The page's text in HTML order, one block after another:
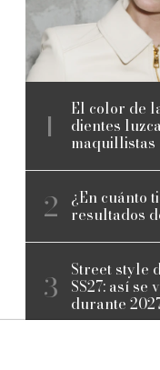
El color de
dientes
maquillistas
¿En cuánto
resultados
Street style
SS27: así
durante